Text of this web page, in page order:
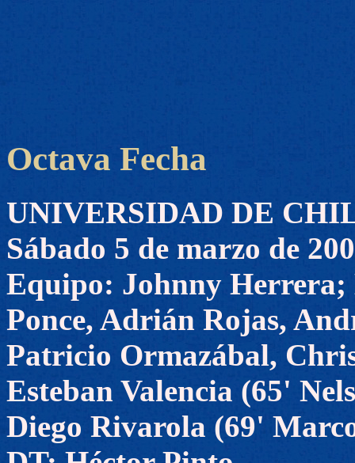
Octava Fecha
UNIVERSIDAD DE
Sábado 5 de marzo de
Equipo: Johnny Herrera;
Ponce, Adrián Rojas,
Patricio Ormazábal,
Esteban Valencia (65'
Diego Rivarola (69'